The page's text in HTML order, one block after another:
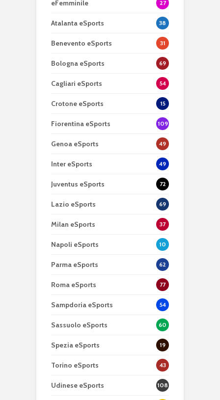
eFemminile 27
Atalanta eSports 38
Benevento eSports 31
Bologna eSports 69
Cagliari eSports 54
Crotone eSports 15
Fiorentina eSports 109
Genoa eSports 49
Inter eSports 49
Juventus eSports 72
Lazio eSports 69
Milan eSports 37
Napoli eSports 10
Parma eSports 62
Roma eSports 77
Sampdoria eSports 54
Sassuolo eSports 60
Spezia eSports 19
Torino eSports 43
Udinese eSports 108